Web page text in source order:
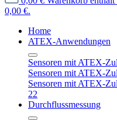
0,00 €.
Home
ATEX-Anwendungen
Sensoren mit ATEX-
Sensoren mit ATEX-
Sensoren mit ATEX-
22
Durchflussmessung